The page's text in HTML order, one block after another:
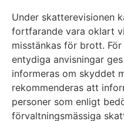
Under skatterevisionen
fortfarande vara oklart
misstänkas för brott.
entydiga anvisningar
informeras om skyddet
rekommenderas att
personer som enligt
förvaltningsmässiga